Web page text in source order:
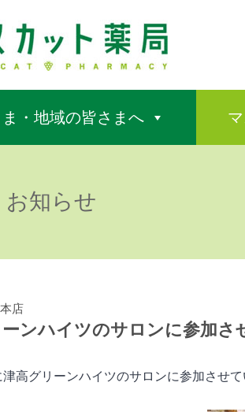
・地域の皆さまへ
お知らせ
本店
ンハイツのサロンに参加さ
高グリーンハイツのサロンに参加させ